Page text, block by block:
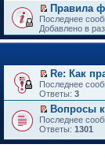
е
й
т
и
к
р
в
о
м
у
н
е
п
р
П
е
р
е
т
и
к
п
е
р
в
о
м
Правила
Последнее
Добавлено в
П
е
р
е
й
т
и
Re: Как
Последнее
Ответы: 3
П
е
е
Вопросы
Последнее
Ответы: 1301